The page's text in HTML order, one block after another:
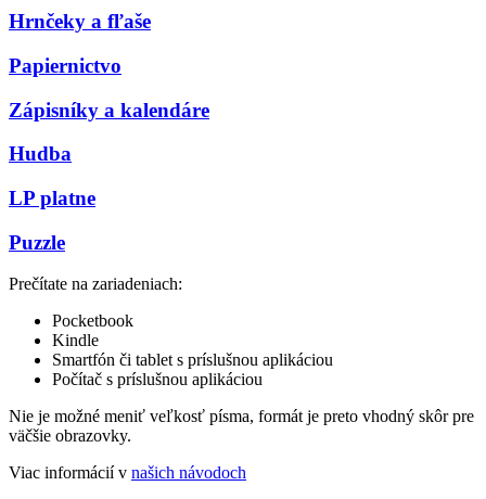
Hrnčeky a fľaše
Papiernictvo
Zápisníky a kalendáre
Hudba
LP platne
Puzzle
Prečítate na zariadeniach:
Pocketbook
Kindle
Smartfón či tablet s príslušnou aplikáciou
Počítač s príslušnou aplikáciou
Nie je možné meniť veľkosť písma, formát je preto vhodný skôr pre
väčšie obrazovky.
Viac informácií v našich návodoch